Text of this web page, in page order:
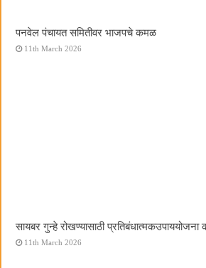
पनवेल पंचायत समितीवर भाजपचे कमळ
11th March 2026
सायबर गुन्हे रोखण्यासाठी
11th March 2026